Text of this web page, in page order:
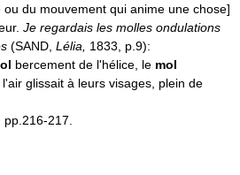
du mouvement qui anime une chose]
Je regardais les molles ondulations
(SAND, Lélia, 1833, p.9):
bercement de l'hélice, le mol
glissait à leurs visages, plein de
pp.216-217.